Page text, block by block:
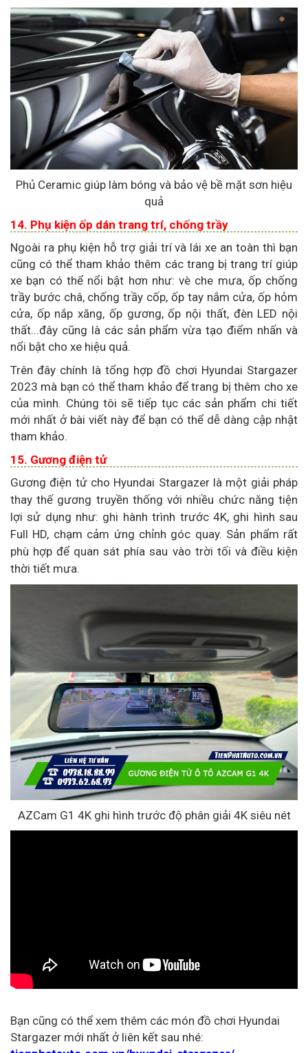
Phủ Ceramic giúp làm bóng và bảo vệ bề mặt sơn hiệu
quả
14. Phụ kiện ốp dán trang trí, chống trầy
Ngoài ra phụ kiện hỗ trợ giải trí và lái xe an toàn thì bạn
cũng có thể tham khảo thêm các trang bị trang trí giúp
xe bạn có thể nổi bật hơn như: vè che mưa, ốp chống
trầy bước châ, chống trầy cốp, ốp tay nắm cửa, ốp hỏm
cửa, ốp nắp xăng, ốp gương, ốp nội thất, đèn LED nội
thất...đây cũng là các sản phẩm vừa tạo điểm nhấn và
nổi bật cho xe hiệu quả.
Trên đây chính là tổng hợp đồ chơi Hyundai Stargazer
2023 mà bạn có thể tham khảo để trang bị thêm cho xe
của mình. Chúng tôi sẽ tiếp tục các sản phẩm chi tiết
mới nhất ở bài viết này để bạn có thể dễ dàng cập nhật
tham khảo.
15. Gương điện tử
Gương điện tử cho Hyundai Stargazer là một giải pháp
thay thế gương truyền thống với nhiều chức năng tiện
lợi sử dụng như: ghi hành trình trước 4K, ghi hình sau
Full HD, chạm cảm ứng chỉnh góc quay. Sản phẩm rất
phù hợp để quan sát phía sau vào trời tối và điều kiện
thời tiết mưa.
AZCam G1 4K ghi hình trước độ phân giải 4K siêu nét
Bạn cũng có thể xem thêm các món đồ chơi Hyundai
Stargazer mới nhất ở liên kết sau nhé: